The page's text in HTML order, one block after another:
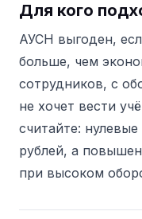
Для кого
АУСН выгоден,
больше, чем
сотрудников, с
не хочет вести
считайте:
рублей, а
при высоком